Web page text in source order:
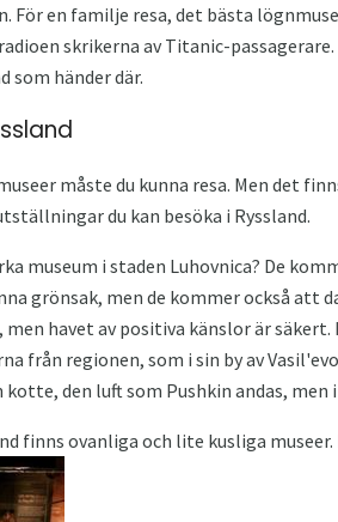
en familje resa, det bästa
skrikerna av Titanic-
som händer där.
måste du kunna resa. Men det
du kan besöka i Ryssland.
museum i staden Luhovnica? De
grönsak, men de kommer också att
havet av positiva känslor är
från regionen, som i sin by av
den luft som Pushkin andas,
finns ovanliga och lite kusliga